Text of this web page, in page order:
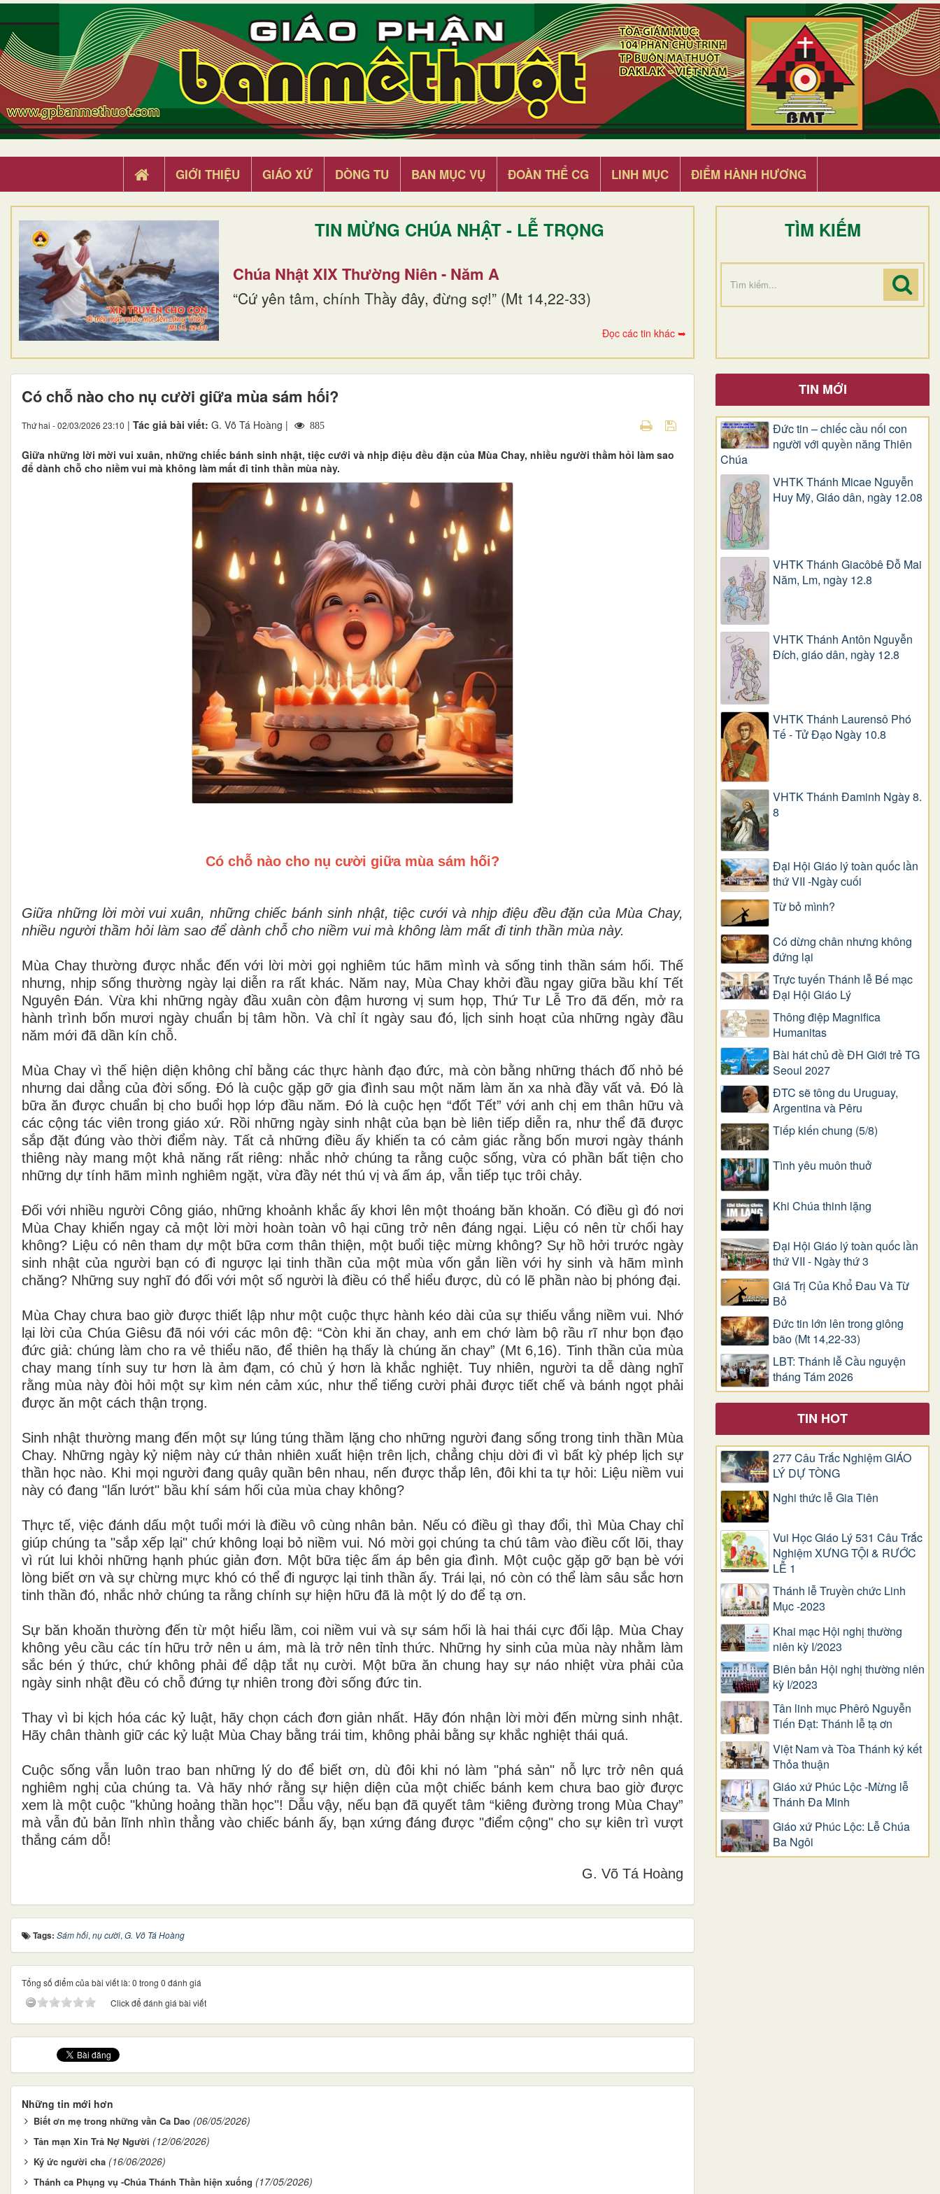
GIỚI THIỆU GIÁO XỨ DÒNG TU BAN MỤC VỤ ĐOÀN THỂ CG LINH MỤC ĐIỂM HÀNH HƯƠNG
TIN MỪNG CHÚA NHẬT - LỄ TRỌNG
Chúa Nhật XIX Thường Niên - Năm A
“Cứ yên tâm, chính Thầy đây, đừng sợ!” (Mt 14,22-33)
Đọc các tin khác ➥
TÌM KIẾM
​​​​​​​Có chỗ nào cho nụ cười giữa mùa sám hối?
Thứ hai - 02/03/2026 23:10 | Tác giả bài viết: G. Võ Tá Hoàng | 885
Giữa những lời mời vui xuân, những chiếc bánh sinh nhật, tiệc cưới và nhịp điệu đều đặn của Mùa Chay, nhiều người thầm hỏi làm sao
để dành chỗ cho niềm vui mà không làm mất đi tinh thần mùa này.
Có chỗ nào cho nụ cười giữa mùa sám hối?
Giữa những lời mời vui xuân, những chiếc bánh sinh nhật, tiệc cưới và nhịp điệu đều đặn của Mùa Chay,
nhiều người thầm hỏi làm sao để dành chỗ cho niềm vui mà không làm mất đi tinh thần mùa này.
Mùa Chay thường được nhắc đến với lời mời gọi nghiêm túc hãm mình và sống tinh thần sám hối. Thế
nhưng, nhịp sống thường ngày lại diễn ra rất khác. Năm nay, Mùa Chay khởi đầu ngay giữa bầu khí Tết
Nguyên Đán. Vừa khi những ngày đầu xuân còn đậm hương vị sum họp, Thứ Tư Lễ Tro đã đến, mở ra
hành trình bốn mươi ngày chuẩn bị tâm hồn. Và chỉ ít ngày sau đó, lịch sinh hoạt của những ngày đầu
năm mới đã dần kín chỗ.
Mùa Chay vì thế hiện diện không chỉ bằng các thực hành đạo đức, mà còn bằng những thách đố nhỏ bé
nhưng dai dẳng của đời sống. Đó là cuộc gặp gỡ gia đình sau một năm làm ăn xa nhà đầy vất vả. Đó là
bữa ăn được chuẩn bị cho buổi họp lớp đầu năm. Đó là cuộc hẹn “đốt Tết” với anh chị em thân hữu và
các cộng tác viên trong giáo xứ. Rồi những ngày sinh nhật của bạn bè liên tiếp diễn ra, như thể đã được
sắp đặt đúng vào thời điểm này. Tất cả những điều ấy khiến ta có cảm giác rằng bốn mươi ngày thánh
thiêng này mang một khả năng rất riêng: nhắc nhở chúng ta rằng cuộc sống, vừa có phần bất tiện cho
những dự tính hãm mình nghiêm ngặt, vừa đầy nét thú vị và ấm áp, vẫn tiếp tục trôi chảy.
Đối với nhiều người Công giáo, những khoảnh khắc ấy khơi lên một thoáng băn khoăn. Có điều gì đó nơi
Mùa Chay khiến ngay cả một lời mời hoàn toàn vô hại cũng trở nên đáng ngại. Liệu có nên từ chối hay
không? Liệu có nên tham dự một bữa cơm thân thiện, một buổi tiệc mừng không? Sự hồ hởi trước ngày
sinh nhật của người bạn có đi ngược lại tinh thần của một mùa vốn gắn liền với hy sinh và hãm mình
chăng? Những suy nghĩ đó đối với một số người là điều có thể hiểu được, dù có lẽ phần nào bị phóng đại.
Mùa Chay chưa bao giờ được thiết lập như một cuộc thực hành kéo dài của sự thiếu vắng niềm vui. Nhớ
lại lời của Chúa Giêsu đã nói với các môn đệ: “Còn khi ăn chay, anh em chớ làm bộ rầu rĩ như bọn đạo
đức giả: chúng làm cho ra vẻ thiểu não, để thiên hạ thấy là chúng ăn chay” (Mt 6,16). Tinh thần của mùa
chay mang tính suy tư hơn là ảm đạm, có chủ ý hơn là khắc nghiệt. Tuy nhiên, người ta dễ dàng nghĩ
rằng mùa này đòi hỏi một sự kìm nén cảm xúc, như thể tiếng cười phải được tiết chế và bánh ngọt phải
được ăn một cách thận trọng.
Sinh nhật thường mang đến một sự lúng túng thầm lặng cho những người đang sống trong tinh thần Mùa
Chay. Những ngày kỷ niệm này cứ thản nhiên xuất hiện trên lịch, chẳng chịu dời đi vì bất kỳ phép lịch sự
thần học nào. Khi mọi người đang quây quần bên nhau, nến được thắp lên, đôi khi ta tự hỏi: Liệu niềm vui
này có đang "lấn lướt" bầu khí sám hối của mùa chay không?
Thực tế, việc đánh dấu một tuổi mới là điều vô cùng nhân bản. Nếu có điều gì thay đổi, thì Mùa Chay chỉ
giúp chúng ta "sắp xếp lại" chứ không loại bỏ niềm vui. Nó mời gọi chúng ta chú tâm vào điều cốt lõi, thay
vì rút lui khỏi những hạnh phúc giản đơn. Một bữa tiệc ấm áp bên gia đình. Một cuộc gặp gỡ bạn bè với
lòng biết ơn và sự chừng mực khó có thể đi ngược lại tinh thần ấy. Trái lại, nó còn có thể làm sâu sắc hơn
tinh thần đó, nhắc nhở chúng ta rằng chính sự hiện hữu đã là một lý do để tạ ơn.
Sự băn khoăn thường đến từ một hiểu lầm, coi niềm vui và sự sám hối là hai thái cực đối lập. Mùa Chay
không yêu cầu các tín hữu trở nên u ám, mà là trở nên tỉnh thức. Những hy sinh của mùa này nhằm làm
sắc bén ý thức, chứ không phải để dập tắt nụ cười. Một bữa ăn chung hay sự náo nhiệt vừa phải của
ngày sinh nhật đều có chỗ đứng tự nhiên trong đời sống đức tin.
Thay vì bi kịch hóa các kỷ luật, hãy chọn cách đơn giản nhất. Hãy đón nhận lời mời đến mừng sinh nhật.
Hãy chân thành giữ các kỷ luật Mùa Chay bằng trái tim, không phải bằng sự khắc nghiệt thái quá.
Cuộc sống vẫn luôn trao ban những lý do để biết ơn, dù đôi khi nó làm "phá sản" nỗ lực trở nên quá
nghiêm nghị của chúng ta. Và hãy nhớ rằng sự hiện diện của một chiếc bánh kem chưa bao giờ được
xem là một cuộc "khủng hoảng thần học"! Dẫu vậy, nếu bạn đã quyết tâm “kiêng đường trong Mùa Chay”
mà vẫn đủ bản lĩnh nhìn thẳng vào chiếc bánh ấy, bạn xứng đáng được "điểm cộng" cho sự kiên trì vượt
thắng cám dỗ!
G. Võ Tá Hoàng
Tags: Sám hối, nụ cười, G. Võ Tá Hoàng
Tổng số điểm của bài viết là: 0 trong 0 đánh giá
Click để đánh giá bài viết
Những tin mới hơn
Biết ơn mẹ trong những vần Ca Dao (06/05/2026)
Tản mạn Xin Trả Nợ Người (12/06/2026)
Ký ức người cha (16/06/2026)
Thánh ca Phụng vụ -Chúa Thánh Thần hiện xuống (17/05/2026)
TIN MỚI
Đức tin – chiếc cầu nối con
người với quyền năng Thiên
Chúa
VHTK Thánh Micae Nguyễn
Huy Mỹ, Giáo dân, ngày 12.08
VHTK Thánh Giacôbê Ðỗ Mai
Năm, Lm, ngày 12.8
VHTK Thánh Antôn Nguyễn
Ðích, giáo dân, ngày 12.8
VHTK Thánh Laurensô Phó
Tế - Tử Đạo Ngày 10.8
VHTK Thánh Đaminh Ngày 8.
8
Đại Hội Giáo lý toàn quốc lần
thứ VII -Ngày cuối
Từ bỏ mình?
Có dừng chân nhưng không
đứng lại
Trực tuyến Thánh lễ Bế mạc
Đại Hội Giáo Lý
Thông điệp Magnifica
Humanitas
Bài hát chủ đề ĐH Giới trẻ TG
Seoul 2027
ĐTC sẽ tông du Uruguay,
Argentina và Pêru
Tiếp kiến chung (5/8)
Tình yêu muôn thuở
Khi Chúa thinh lặng
Đại Hội Giáo lý toàn quốc lần
thứ VII - Ngày thứ 3
Giá Trị Của Khổ Ðau Và Từ
Bỏ
Đức tin lớn lên trong giông
bão (Mt 14,22-33)
LBT: Thánh lễ Cầu nguyện
tháng Tám 2026
TIN HOT
277 Câu Trắc Nghiệm GIÁO
LÝ DỰ TÒNG
Nghi thức lễ Gia Tiên
Vui Học Giáo Lý 531 Câu Trắc
Nghiệm XƯNG TỘI & RƯỚC
LỄ 1
Thánh lễ Truyền chức Linh
Mục -2023
Khai mạc Hội nghị thường
niên kỳ I/2023
Biên bản Hội nghị thường niên
kỳ I/2023
Tân linh mục Phêrô Nguyễn
Tiến Đạt: Thánh lễ tạ ơn
Việt Nam và Tòa Thánh ký kết
Thỏa thuận
Giáo xứ Phúc Lộc -Mừng lễ
Thánh Đa Minh
Giáo xứ Phúc Lộc: Lễ Chúa
Ba Ngôi